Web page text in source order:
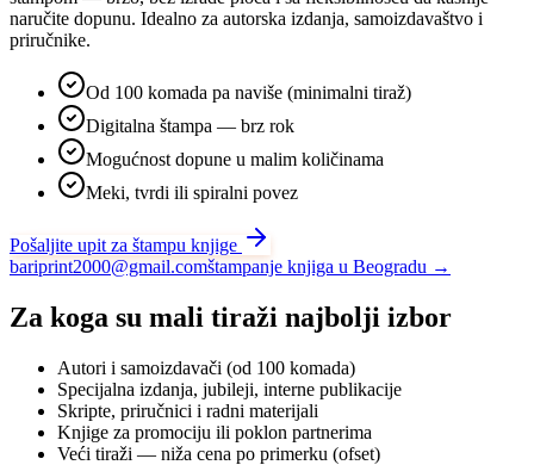
naručite dopunu. Idealno za autorska izdanja, samoizdavaštvo i
priručnike.
Od 100 komada pa naviše (minimalni tiraž)
Digitalna štampa — brz rok
Mogućnost dopune u malim količinama
Meki, tvrdi ili spiralni povez
Pošaljite upit za štampu knjige
bariprint2000@gmail.comštampanje knjiga u Beogradu →
Za koga su mali tiraži najbolji izbor
Autori i samoizdavači (od 100 komada)
Specijalna izdanja, jubileji, interne publikacije
Skripte, priručnici i radni materijali
Knjige za promociju ili poklon partnerima
Veći tiraži — niža cena po primerku (ofset)